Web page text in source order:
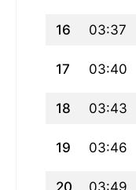
16 03:37
17 03:40
18 03:43
19 03:46